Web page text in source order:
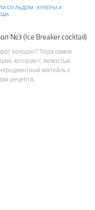
СО ЛЬДОМ/КУЛЕРЫ И
№3 (Ice Breaker cocktail)
холодно? Тогда самое
которую с легкостью
коктейль с
рецепта...